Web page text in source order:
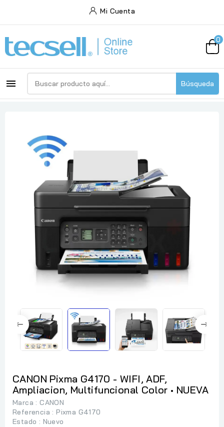
Mi Cuenta
0
 Búsqueda
CANON Pixma G4170 - WIFI, ADF,
Ampliacion, Multifuncional Color • NUEVA
Marca : CANON
Referencia : Pixma G4170
Estado : Nuevo